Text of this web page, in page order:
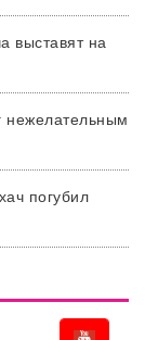
выставят на
нежелательным
погубил